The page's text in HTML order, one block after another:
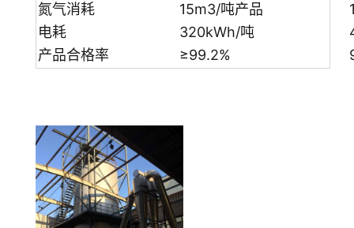
氮气消耗
15m3/吨产品
电耗
320kWh/吨
产品合格率
≥99.2%